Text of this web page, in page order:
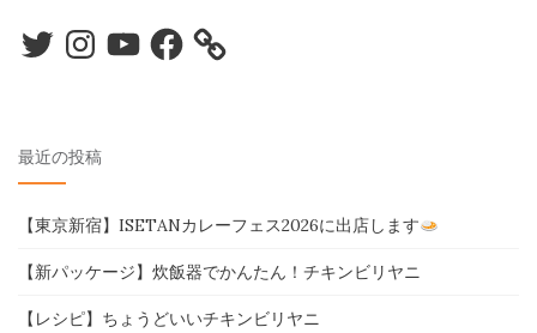
TwitterInstagramYouTubeFacebook
最近の投稿
【東京新宿】ISETANカレーフェス2026に出店します
【新パッケージ】炊飯器でかんたん！チキンビリヤニ
【レシピ】ちょうどいいチキンビリヤニ